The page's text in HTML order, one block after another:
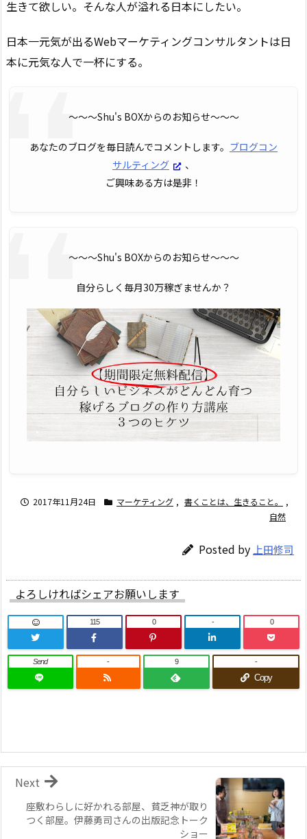
生きて欲しい。そんな人が溢れる日本にしたい。
日本一元気が出るWebマーケティングコンサルタントは日
本に元気な人で一杯にする。
〜〜〜Shu's BOXからのお知らせ〜〜〜
あなたのブログを毎日読んでコメントします。 ブログコン
サルティング
、
ご興味ある方は是非！
〜〜〜Shu's BOXからのお知らせ〜〜〜
自分らしく毎月30万稼ぎませんか？
2017年11月24日 マーケティング , 書くことは、生きること。
,
自然
Posted by 上田修司
よろしければシェアお願いします
115 0 - 0
Send - 9
Copy
-
座敷わらしに好かれる部屋、貧乏神が取り
つく部屋。伊藤勇司さんの出版記念トーク
ショー
Next